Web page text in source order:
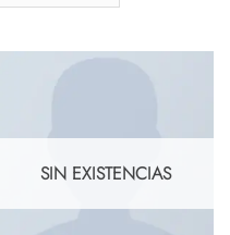
SIN EXISTENCIAS